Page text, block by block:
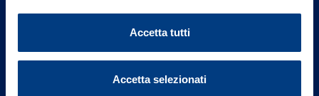
Accetta tutti
Accetta selezionati
Via Ignazio Gardella, 2
Part. IVA 01329510158